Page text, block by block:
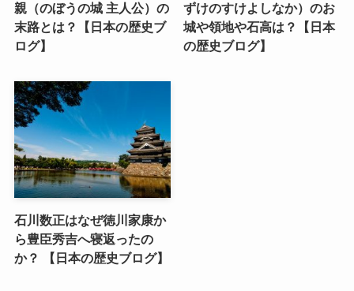
親（のぼうの城 主人公）の
末路とは？【日本の歴史ブ
ログ】
ずけのすけよしなか）のお
城や領地や石高は？【日本
の歴史ブログ】
石川数正はなぜ徳川家康か
ら豊臣秀吉へ寝返ったの
か？ 【日本の歴史ブログ】